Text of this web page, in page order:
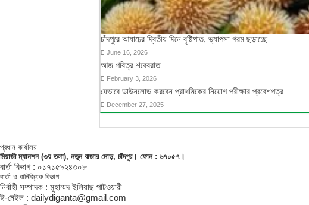
চাঁদপুরে আষাঢ়ের দ্বিতীয় দিনে বৃষ্টিপাত, ভ্যাপসা গরম ছড়াচ্ছে
June 16, 2026
আজ পবিত্র শবেবরাত
February 3, 2026
যেভাবে ডাউনলোড করবেন প্রাথমিকের নিয়োগ পরীক্ষার প্রবেশপত্র
December 27, 2025
প্রধান কার্যালয়
মিয়াজী ম্যানশন (৩য় তলা), নতুন বাজার মোড়, চাঁদপুর। ফোন : ৬৭০৫৭।
বার্তা বিভাগ : ০১৭১৫৯২৪৩০৮
বার্তা ও বানিজ্যিক বিভাগ
নির্বাহী সম্পাদক : মুহাম্মদ ইলিয়াছ পাটওয়ারী
ই-মেইল : dailydiganta@gmail.com